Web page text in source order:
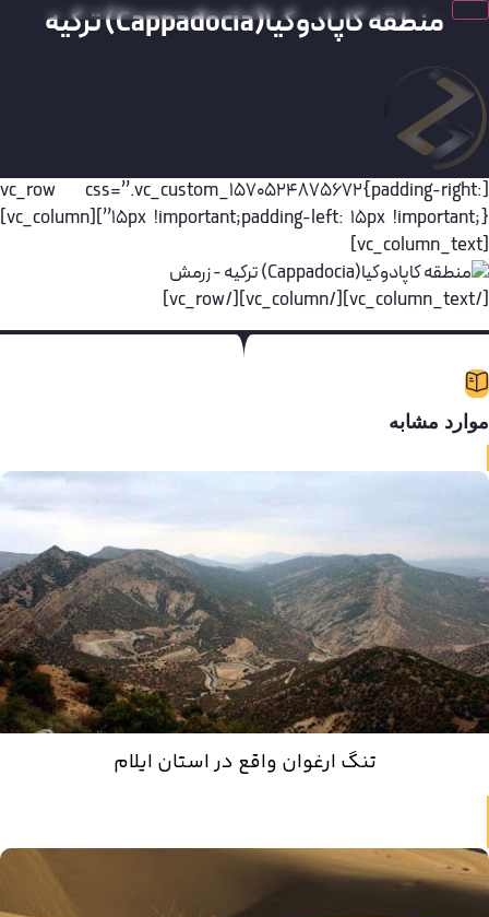
منطقه کاپادوکیا(Cappadocia) ترکیه
[vc_row css=”.vc_custom_1570524875672{padding-right:
15px !important;padding-left: 15px !important;}”][vc_column]
[/
مشابه
تنگ ارغوان واقع در استان ایلام